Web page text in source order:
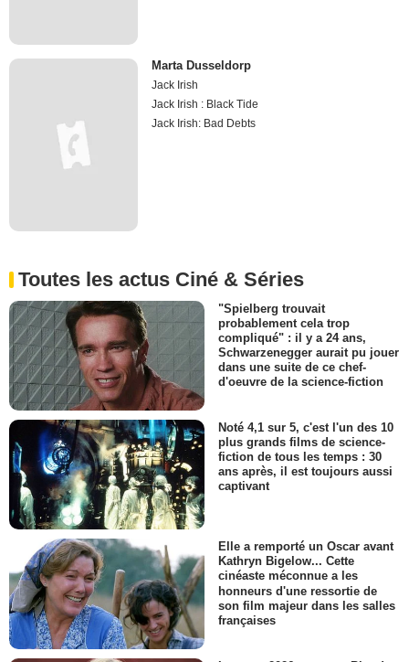
Marta Dusseldorp
Jack Irish
Jack Irish : Black Tide
Jack Irish: Bad Debts
Toutes les actus Ciné & Séries
"Spielberg trouvait
probablement cela trop
compliqué" : il y a 24 ans,
Schwarzenegger aurait pu jouer
dans une suite de ce chef-
d'oeuvre de la science-fiction
Noté 4,1 sur 5, c'est l'un des 10
plus grands films de science-
fiction de tous les temps : 30
ans après, il est toujours aussi
captivant
Elle a remporté un Oscar avant
Kathryn Bigelow... Cette
cinéaste méconnue a les
honneurs d'une ressortie de
son film majeur dans les salles
françaises